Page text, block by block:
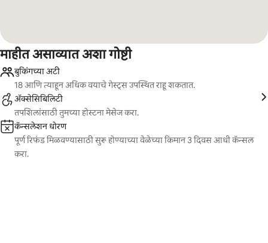
माहीत असाव्यात अशा गोष्टी
बुकिंगच्या अटी
18 आणि त्याहून अधिक वयाचे गेस्ट्स उपस्थित राहू शकतात.
ॲक्सेसिबिलिटी
तपशिलांसाठी तुमच्या होस्टना मेसेज करा.
कॅन्सलेशन धोरण
पूर्ण रिफंड मिळवण्यासाठी सुरू होण्याच्या वेळेच्या किमान 3 दिवस आधी कॅन्सल
करा.